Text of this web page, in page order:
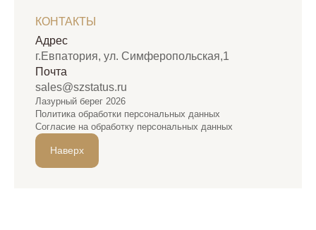
КОНТАКТЫ
Адрес
г.Евпатория, ул. Симферопольская,1
Почта
sales@szstatus.ru
Лазурный берег 2026
Политика обработки персональных данных
Согласие на обработку персональных данных
Наверх